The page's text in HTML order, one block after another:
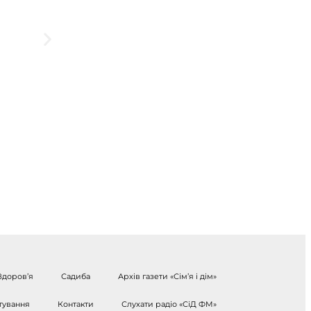
Садиба Архів газети «Сім’я і дім»
Контакти Слухати радіо «СіД ФМ»